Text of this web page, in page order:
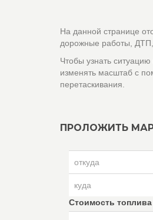
На данной странице
дорожные работы, ДТП,
Чтобы узнать
изменять масштаб с
перетаскивания.
ПРОЛОЖИТЬ
Стоимость